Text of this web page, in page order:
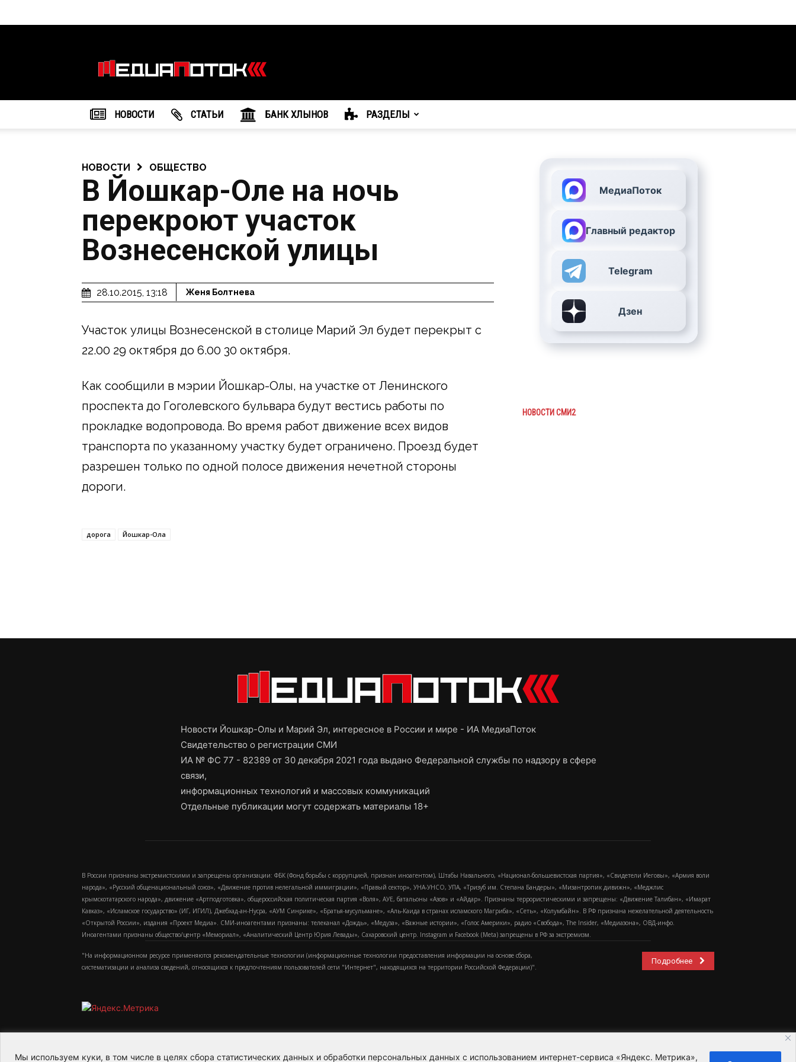
Мы используем куки, в том числе в целях сбора статистических данных и обработки персональных данных с использованием интернет-сервиса «Яндекс. Метрика»,
агентство
"МедиаПоток"
НОВОСТИ CТАТЬИ БАНК ХЛЫНОВ РАЗДЕЛЫ
НОВОСТИ ОБЩЕСТВО
В Йошкар-Оле на ночь
перекроют участок
Вознесенской улицы
28.10.2015, 13:18 Женя Болтнева
Участок улицы Вознесенской в столице Марий Эл будет перекрыт с
22.00 29 октября до 6.00 30 октября.
Как сообщили в мэрии Йошкар-Олы, на участке от Ленинского
проспекта до Гоголевского бульвара будут вестись работы по
прокладке водопровода. Во время работ движение всех видов
транспорта по указанному участку будет ограничено. Проезд будет
разрешен только по одной полосе движения нечетной стороны
дороги.
дорога Йошкар-Ола
МедиаПоток
Главный редактор
Telegram
Дзен
НОВОСТИ СМИ2
Новости Йошкар-Олы и Марий Эл, интересное в России и мире - ИА МедиаПоток
Свидетельство о регистрации СМИ
ИА № ФС 77 - 82389 от 30 декабря 2021 года выдано Федеральной службы по надзору в сфере
связи,
информационных технологий и массовых коммуникаций
Отдельные публикации могут содержать материалы 18+
В России признаны экстремистскими и запрещены организации: ФБК (Фонд борьбы с коррупцией, признан иноагентом), Штабы Навального, «Национал-большевистская партия», «Свидетели Иеговы», «Армия воли
народа», «Русский общенациональный союз», «Движение против нелегальной иммиграции», «Правый сектор», УНА-УНСО, УПА, «Тризуб им. Степана Бандеры», «Мизантропик дивижн», «Меджлис
крымскотатарского народа», движение «Артподготовка», общероссийская политическая партия «Воля», АУЕ, батальоны «Азов» и «Айдар». Признаны террористическими и запрещены: «Движение Талибан», «Имарат
Кавказ», «Исламское государство» (ИГ, ИГИЛ), Джебхад-ан-Нусра, «АУМ Синрике», «Братья-мусульмане», «Аль-Каида в странах исламского Магриба», «Сеть», «Колумбайн». В РФ признана нежелательной деятельность
«Открытой России», издания «Проект Медиа». СМИ-иноагентами признаны: телеканал «Дождь», «Медуза», «Важные истории», «Голос Америки», радио «Свобода», The Insider, «Медиазона», ОВД-инфо.
Иноагентами признаны общество/центр «Мемориал», «Аналитический Центр Юрия Левады», Сахаровский центр. Instagram и Facebook (Metа) запрещены в РФ за экстремизм.
"На информационном ресурсе применяются рекомендательные технологии (информационные технологии предоставления информации на основе сбора,
систематизации и анализа сведений, относящихся к предпочтениям пользователей сети "Интернет", находящихся на территории Российской Федерации)".
Подробнее